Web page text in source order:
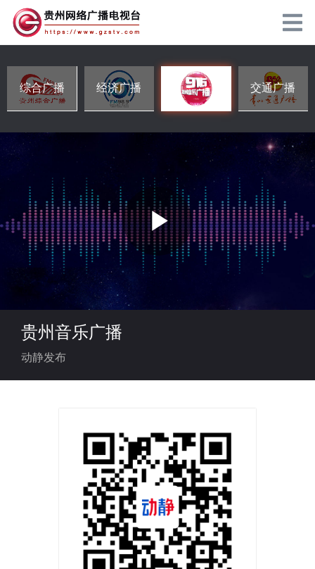
综合广播 经济广播 交通广播
P
a
y
V
贵州音乐广播
动静发布